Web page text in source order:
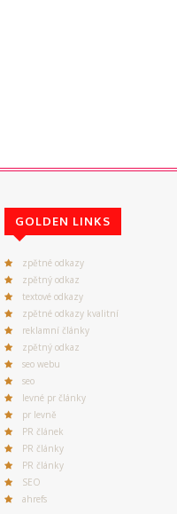
GOLDEN LINKS
zpětné odkazy
zpětný odkaz
textové odkazy
zpětné odkazy kvalitní
reklamní články
zpětný odkaz
seo webu
seo
levné pr články
pr levně
PR článek
PR články
PR články
SEO
ahrefs